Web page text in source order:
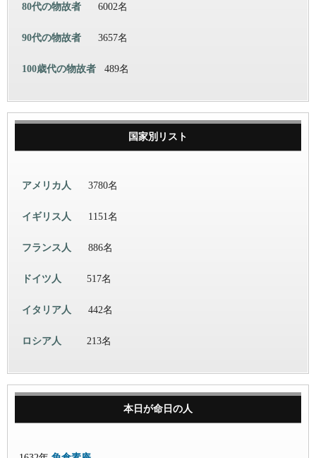
80代の物故者 6002名
90代の物故者 3657名
100歳代の物故者 489名
国家別リスト
アメリカ人 3780名
イギリス人 1151名
フランス人 886名
ドイツ人 517名
イタリア人 442名
ロシア人 213名
本日が命日の人